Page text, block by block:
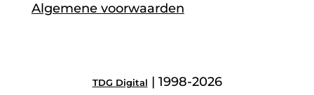
Algemene voorwaarden
TDG Digital | 1998-2026